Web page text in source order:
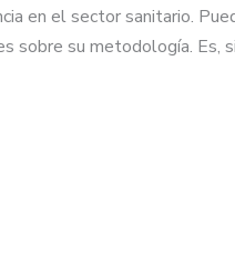
en el sector sanitario.
su metodología. Es,